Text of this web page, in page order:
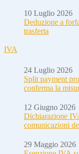
10 Luglio 2026
Deduzione a
trasferta
IVA
24 Luglio 2026
Split payment
conferma la
12 Giugno 2026
Dichiarazione
comunicazioni
29 Maggio 2026